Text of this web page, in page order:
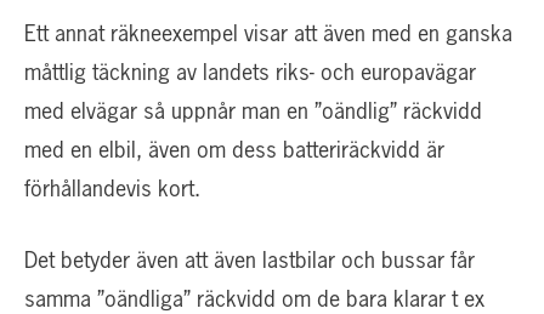
Ett annat räkneexempel visar att även med en ganska
måttlig täckning av landets riks- och europavägar
med elvägar så uppnår man en ”oändlig” räckvidd
med en elbil, även om dess batteriräckvidd är
förhållandevis kort.
Det betyder även att även lastbilar och bussar får
samma ”oändliga” räckvidd om de bara klarar t ex